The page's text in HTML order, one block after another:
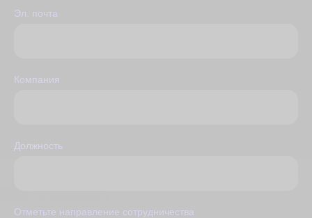
Эл. почта
Компания
Должность
Отметьте направление сотрудничества